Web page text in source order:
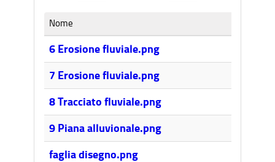
Nome
6 Erosione fluviale.png
7 Erosione fluviale.png
8 Tracciato fluviale.png
9 Piana alluvionale.png
faglia disegno.png